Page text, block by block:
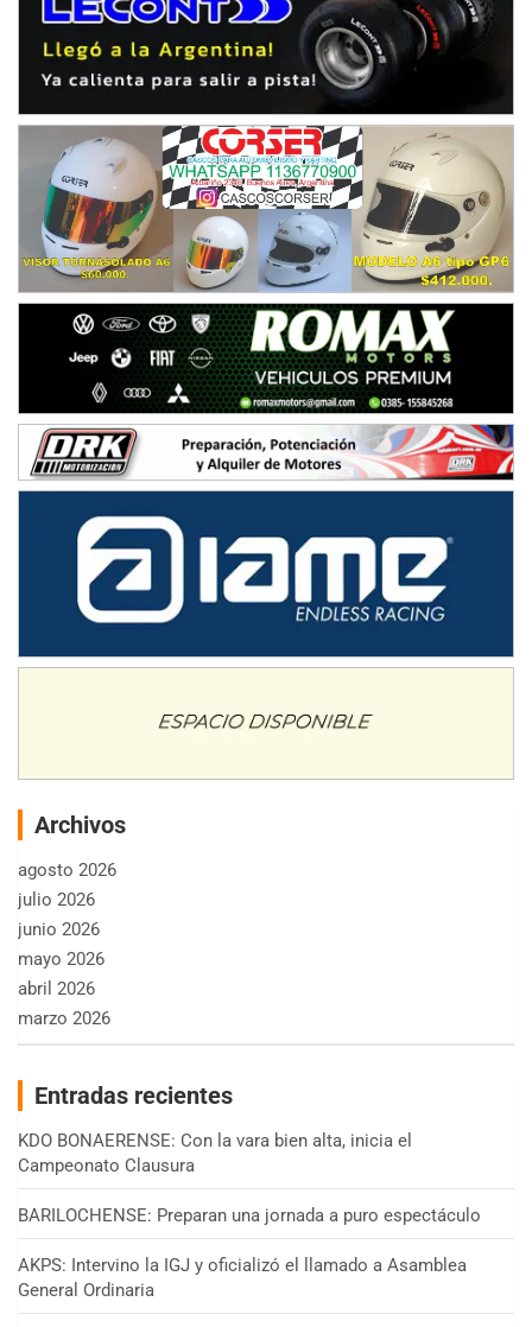
Archivos
agosto 2026
julio 2026
junio 2026
mayo 2026
abril 2026
marzo 2026
Entradas recientes
KDO BONAERENSE: Con la vara bien alta, inicia el
Campeonato Clausura
BARILOCHENSE: Preparan una jornada a puro espectáculo
AKPS: Intervino la IGJ y oficializó el llamado a Asamblea
General Ordinaria